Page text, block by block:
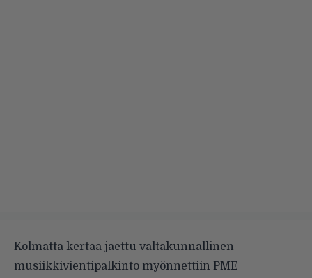
Kolmatta kertaa jaettu valtakunnallinen
musiikkivientipalkinto myönnettiin PME